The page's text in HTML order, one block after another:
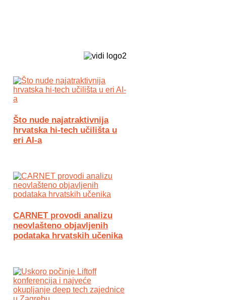
Što nude najatraktivnija
hrvatska hi-tech učilišta u
eri AI-a
CARNET provodi analizu
neovlašteno objavljenih
podataka hrvatskih učenika